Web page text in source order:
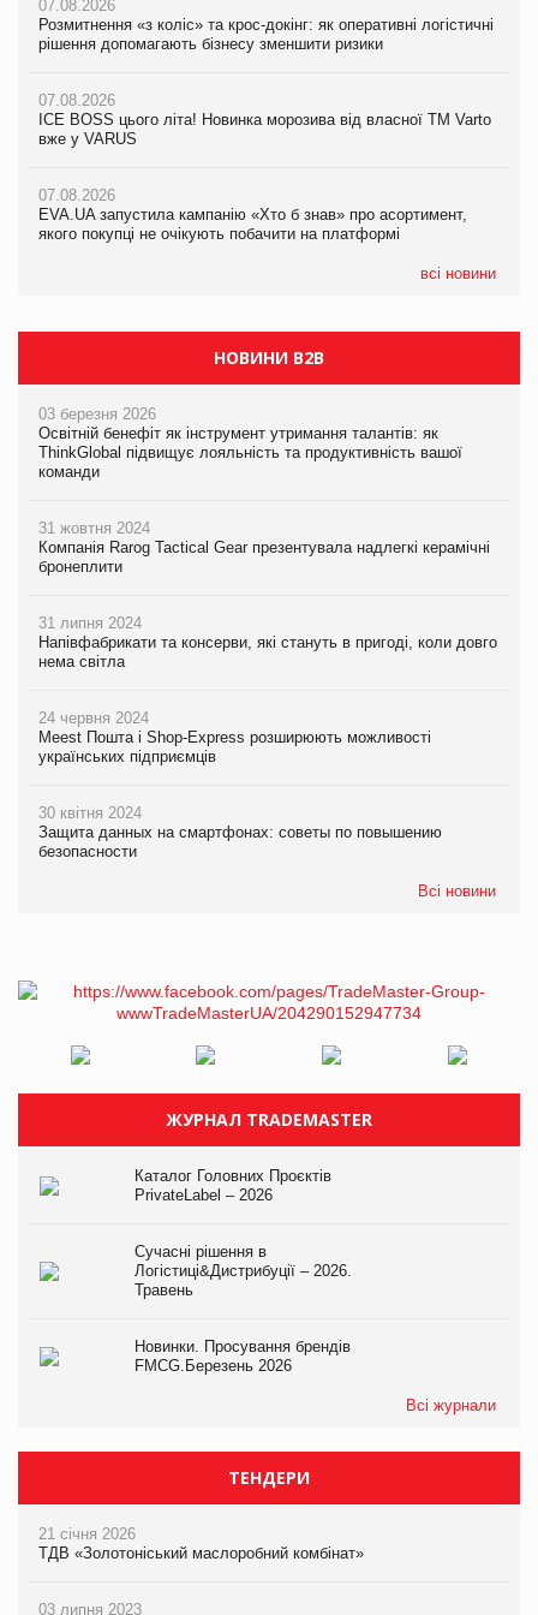
07.08.2026
Розмитнення «з коліс» та крос-докінг: як оперативні логістичні
рішення допомагають бізнесу зменшити ризики
07.08.2026
ICE BOSS цього літа! Новинка морозива від власної ТМ Varto
вже у VARUS
07.08.2026
EVA.UA запустила кампанію «Хто б знав» про асортимент,
якого покупці не очікують побачити на платформі
всі новини
07.08.2026
Розмитнення «з коліс» та крос-докінг: як оперативні логістичні
рішення допомагають бізнесу зменшити ризики
07.08.2026
ICE BOSS цього літа! Новинка морозива від власної ТМ Varto
вже у VARUS
07.08.2026
EVA.UA запустила кампанію «Хто б знав» про асортимент,
якого покупці не очікують побачити на платформі
07.08.2026
Kraft Heinz скоротила збиток у першому півріччі
Продажі Hugo Boss впали на 9%
НОВИНИ B2B
03 березня 2026
Освітній бенефіт як інструмент утримання талантів: як
ThinkGlobal підвищує лояльність та продуктивність вашої
команди
31 жовтня 2024
Компанія Rarog Tactical Gear презентувала надлегкі керамічні
бронеплити
31 липня 2024
Напівфабрикати та консерви, які стануть в пригоді, коли довго
нема світла
24 червня 2024
Meest Пошта і Shop-Express розширюють можливості
українських підприємців
30 квітня 2024
Защита данных на смартфонах: советы по повышению
безопасности
Всі новини
ЖУРНАЛ TRADEMASTER
Каталог Головних Проєктів
PrivateLabel – 2026
Сучасні рішення в
Логістиці&Дистрибуції – 2026.
Травень
Новинки. Просування брендів
FMCG.Березень 2026
Всі журнали
ТЕНДЕРИ
21 січня 2026
ТДВ «Золотоніський маслоробний комбінат»
03 липня 2023